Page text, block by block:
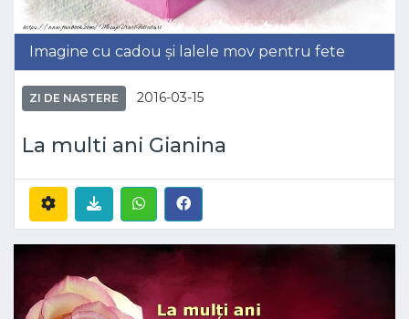
Imagine cu cadou și lalele mov pentru fete
ZI DE NASTERE 2016-03-15
La multi ani Gianina